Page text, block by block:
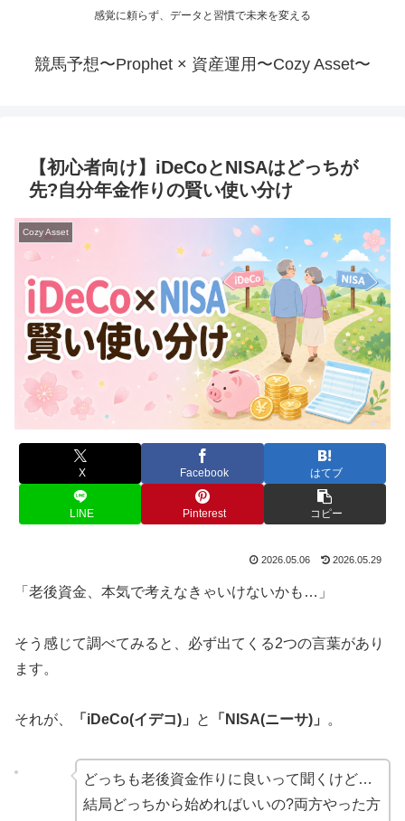
感覚に頼らず、データと習慣で未来を変える
競馬予想〜Prophet × 資産運用〜Cozy Asset〜
【初心者向け】iDeCoとNISAはどっちが
先?自分年金作りの賢い使い分け
Cozy Asset
X Facebook はてブ
LINE Pinterest コピー
2026.05.06 2026.05.29
「老後資金、本気で考えなきゃいけないかも…」
そう感じて調べてみると、必ず出てくる2つの言葉があり
ます。
それが、 「iDeCo(イデコ)」 と 「NISA(ニーサ)」 。
どっちも老後資金作りに良いって聞くけど…
結局どっちから始めればいいの?両方やった方